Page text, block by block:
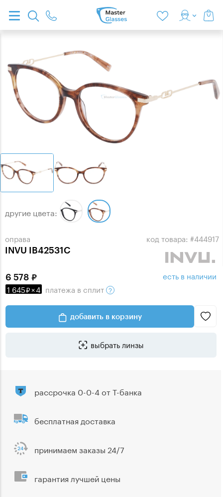
оправа
INVU IB42531C
код товара: #444917
другие цвета:
6 578
1 645 ×4 платежа в сплит
есть в наличии
добавить в корзину
выбрать линзы
рассрочка 0-0-4 от Т-банка
бесплатная доставка
принимаем заказы 24/7
гарантия лучшей цены